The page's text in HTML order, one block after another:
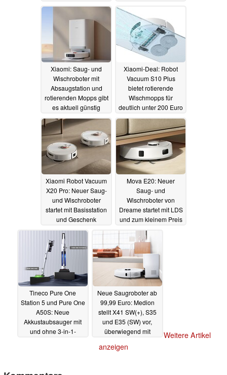
07.05.2025
Xiaomi: Saug- und
Wischroboter mit
Absaugstation und
rotierenden Mopps gibt
es aktuell günstig
14.01.2025
Xiaomi-Deal: Robot
Vacuum S10 Plus
bietet rotierende
Wischmopps für
deutlich unter 200 Euro
08.12.2024
Xiaomi Robot Vacuum
X20 Pro: Neuer Saug-
und Wischroboter
startet mit Basisstation
und Geschenk
02.12.2024
Mova E20: Neuer
Saug- und
Wischroboter von
Dreame startet mit LDS
und zum kleinem Preis
09.11.2024
Tineco Pure One
Station 5 und Pure One
A50S: Neue
Akkustaubsauger mit
und ohne 3-in-1-
Neue Saugroboter ab
99,99 Euro: Medion
stellt X41 SW(+), S35
und E35 (SW) vor,
überwiegend mit
Weitere Artikel
anzeigen